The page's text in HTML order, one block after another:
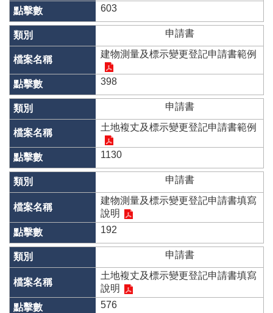
便
民
服
務
民
意
交
流
下
專
區
主
題
區
其
他
服
603
申請書
建物測量及標示變更登記申請書範例
398
申請書
土地複丈及標示變更登記申請書範例
1130
申請書
建物測量及標示變更登記申請書填寫
說明
192
申請書
土地複丈及標示變更登記申請書填寫
說明
576